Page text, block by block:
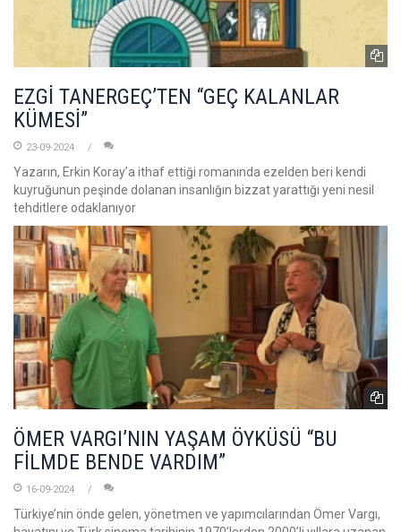
EZGİ TANERGEÇ’TEN “GEÇ KALANLAR
KÜMESİ”
23-09-2024
Yazarın, Erkin Koray’a ithaf ettiği romanında ezelden beri kendi
kuyruğunun peşinde dolanan insanlığın bizzat yarattığı yeni nesil
tehditlere odaklanıyor
ÖMER VARGI’NIN YAŞAM ÖYKÜSÜ “BU
FİLMDE BENDE VARDIM”
16-09-2024
Türkiye’nin önde gelen, yönetmen ve yapımcılarından Ömer Vargı,